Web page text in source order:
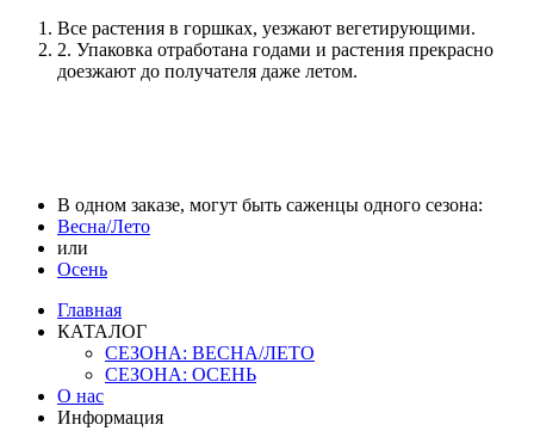
Все растения в горшках, уезжают вегетирующими.
2. Упаковка отработана годами и растения прекрасно
доезжают до получателя даже летом.
В одном заказе, могут быть саженцы одного сезона:
Весна/Лето
или
Осень
Главная
КАТАЛОГ
СЕЗОНА: ВЕСНА/ЛЕТО
СЕЗОНА: ОСЕНЬ
О нас
Информация